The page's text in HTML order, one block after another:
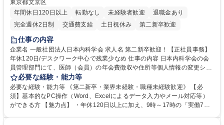
東京都文京区
年間休日120日以上
転勤なし 未経験者歓迎
退職金あり
完全週休2日制
交通費支給 土日祝休み 第二新卒歓迎
仕事の内容
企業名 一般社団法人日本内科学会 求人名 第二新卒歓迎！【正社員事務】
年休120日/デスクワーク中心で残業少なめ 仕事の内容 日本内科学会の会
員管理部門にて、医師（会員）の年会費徴収や住所等個人情報の変更シス
テム入力、電話・FAX対応をお任せします。将来的には、各種委員会の運
営事務局業務などにも幅広く携わっていただきます。 【会員管理・データ
入力業務】 ・医師（会員）の住所変更、個人情報のシステム登録・更新
・年会費の徴収管理や入金データの照合確認 【問い合わせ対応】 ・会員
必要な経験・能力等
必要な経験・能力等 《第二新卒・業界未経験・職種未経験歓迎》 【必
須】基本的なPC操作（Word、Excelによるデータ入力やメール対応等）
ができる方 【魅力点】 ・年休120日以上に加え、9時～17時の「実働7時